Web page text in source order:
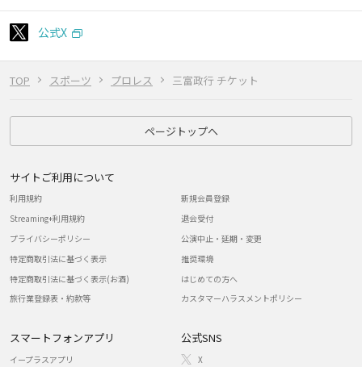
TOP スポーツ プロレス 三富政行 チケット
公式X
ページトップへ
サイトご利用について
利用規約
Streaming+利用規約
プライバシーポリシー
特定商取引法に基づく表示
特定商取引法に基づく表示(お酒)
旅行業登録表・約款等
新規会員登録
退会受付
公演中止・延期・変更
推奨環境
はじめての方へ
カスタマーハラスメントポリシー
スマートフォンアプリ
イープラスアプリ
公式SNS
X